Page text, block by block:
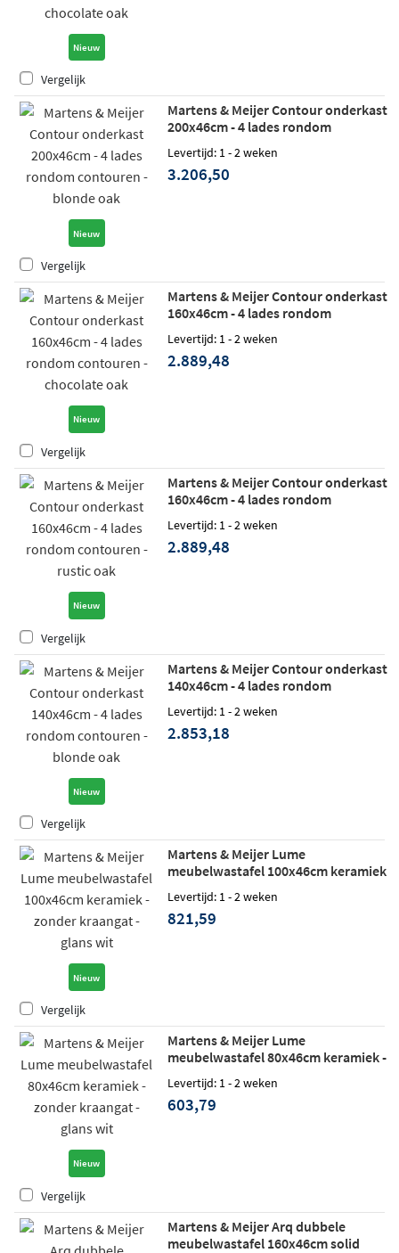
Nieuw
Vergelijk
Nieuw
Martens & Meijer Contour onderkast
200x46cm - 4 lades rondom
contouren - blonde oak
Levertijd: 1 - 2 weken
3.206,50
Vergelijk
Nieuw
Martens & Meijer Contour onderkast
160x46cm - 4 lades rondom
contouren - chocolate oak
Levertijd: 1 - 2 weken
2.889,48
Vergelijk
Nieuw
Martens & Meijer Contour onderkast
160x46cm - 4 lades rondom
Levertijd: 1 - 2 weken
2.889,48
Vergelijk
Nieuw
Martens & Meijer Contour onderkast
140x46cm - 4 lades rondom
Levertijd: 1 - 2 weken
2.853,18
Vergelijk
Nieuw
Martens & Meijer Lume
meubelwastafel 100x46cm keramiek
- zonder kraangat - glans wit
Levertijd: 1 - 2 weken
821,59
Vergelijk
Nieuw
Martens & Meijer Lume
meubelwastafel 80x46cm keramiek -
zonder kraangat - glans wit
Levertijd: 1 - 2 weken
603,79
Vergelijk
Martens & Meijer Arq dubbele
meubelwastafel 160x46cm solid